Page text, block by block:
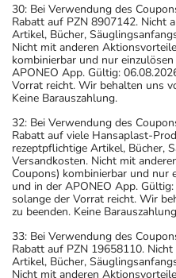
30: Bei Verwendung des
Rabatt auf PZN 8907142. Nicht
Artikel, Bücher,
Nicht mit anderen
kombinierbar und nur
APONEO App. Gültig:
Vorrat reicht. Wir behalten uns
Keine Barauszahlung.
32: Bei Verwendung des
Rabatt auf viele Hansaplast-
rezeptpflichtige Artikel, Bücher,
Versandkosten. Nicht mit
Coupons) kombinierbar und nur
und in der APONEO App.
solange der Vorrat reicht. Wir
zu beenden. Keine
33: Bei Verwendung des
Rabatt auf PZN 19658110.
Artikel, Bücher,
Nicht mit anderen